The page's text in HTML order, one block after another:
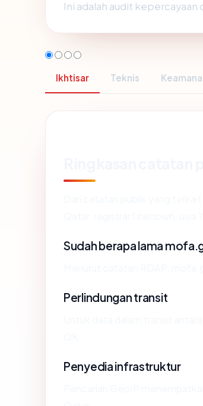
Ini adalah audit
Ikhtisar Teknis
Sudah berapa lama
Perlindungan transit
Penyedia infrastruktur